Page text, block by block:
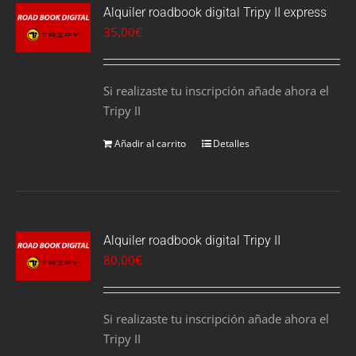
Alquiler roadbook digital Tripy II express
35,00€
Si realizaste tu inscripción añade ahora el
Tripy II
Añadir al carrito Detalles
Alquiler roadbook digital Tripy II
80,00€
Si realizaste tu inscripción añade ahora el
Tripy II